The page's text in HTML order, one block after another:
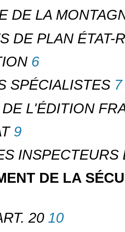
DE LA
DE PLAN ÉTAT-
6
SPÉCIALISTES 7
L'ÉDITION
9
DE LA
20 10